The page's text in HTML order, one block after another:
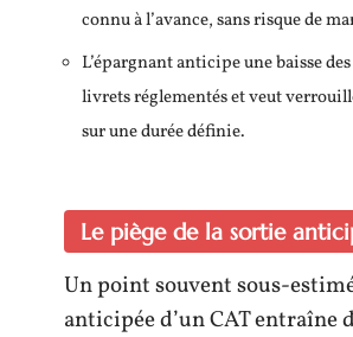
connu à l’avance, sans risque de
L’épargnant anticipe une baisse
livrets réglementés et veut
sur une durée définie.
Le piège de la sortie
Un point souvent sous-
anticipée d’un CAT entraîne